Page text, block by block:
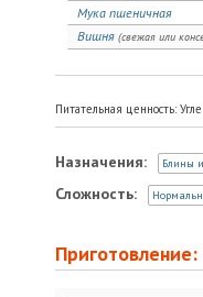
Мука пшеничная
Вишня (свежая или
Питательная ценность:
Назначения: Блины
Сложность:
Приготовление: